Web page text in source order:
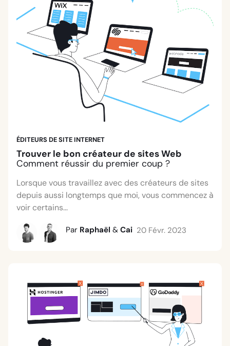
ÉDITEURS DE SITE INTERNET
Trouver le bon créateur de sites Web
Comment réussir du premier coup ?
Lorsque vous travaillez avec des créateurs de sites
depuis aussi longtemps que moi, vous commencez à
voir certains...
Par Raphaël & Cai 20 Févr. 2023